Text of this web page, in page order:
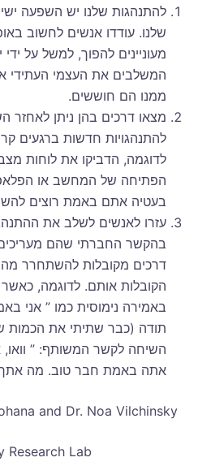
להתנהגות שלנו יש השפעה
שלנו. עודדו אנשים לחשוב
מעוניינים להפוך, למשל על
המשלבים את העצמי העתידי
ממנו הם חוששים.
מצאו דרכים בהן ניתן לאחזר
להתנהגויות חדשות ברגעים
לדוגמה, הדביקו את לוחות
הפתיחה של המחשב או
בעטיה אתם באמת רוצים
עזרו לאנשים לשלב את
בהקשר החברתי שהם
דרכים מקובלות להשתחרר
הקובלות אותם. לדוגמה, כאשר
באמירה נימוסית כמו ” אני
תודה (כבר שתיתי את הכמות
השיחה לקשר המשותף: ”
אתה באמת חבר טוב. מה אתך
and Dr. Noa Vilchinsky
Research Lab